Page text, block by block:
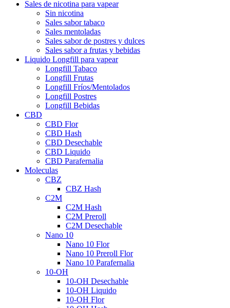
Sales de nicotina para vapear
Sin nicotina
Sales sabor tabaco
Sales mentoladas
Sales sabor de postres y dulces
Sales sabor a frutas y bebidas
Liquido Longfill para vapear
Longfill Tabaco
Longfill Frutas
Longfill Fríos/Mentolados
Longfill Postres
Longfill Bebidas
CBD
CBD Flor
CBD Hash
CBD Desechable
CBD Liquido
CBD Parafernalia
Moleculas
CBZ
CBZ Hash
C2M
C2M Hash
C2M Preroll
C2M Desechable
Nano 10
Nano 10 Flor
Nano 10 Preroll Flor
Nano 10 Parafernalia
10-OH
10-OH Desechable
10-OH Liquido
10-OH Flor